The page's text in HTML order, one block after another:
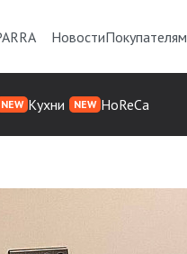
НовостиПокупателям
NEW Кухни NEW HoReCa